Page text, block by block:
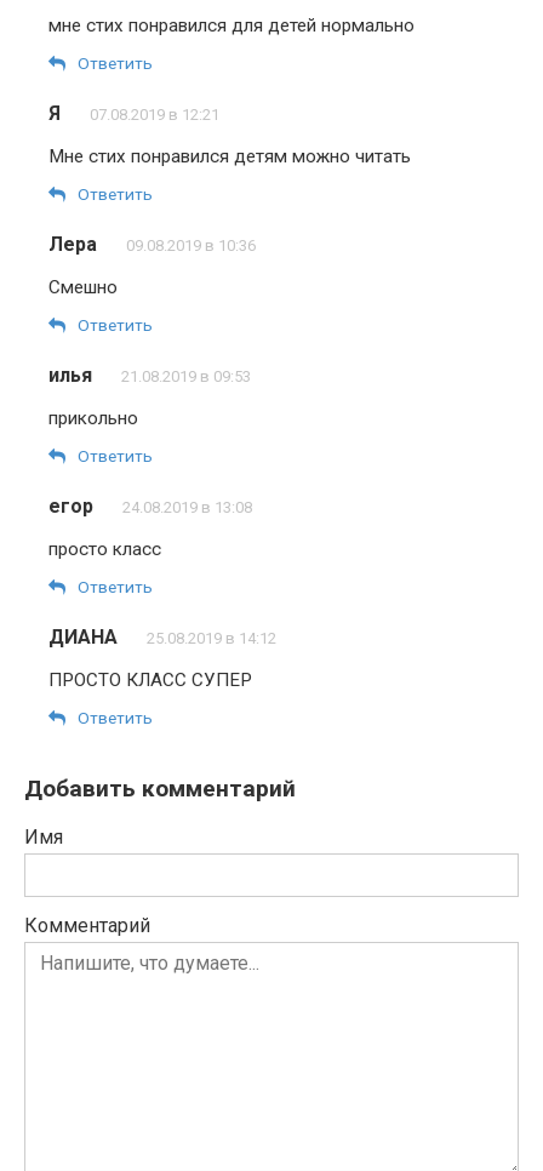
мне стих понравился для детей нормально
Ответить
Я 07.08.2019 в 12:21
Мне стих понравился детям можно читать
Ответить
Лера 09.08.2019 в 10:36
Смешно
Ответить
илья 21.08.2019 в 09:53
прикольно
Ответить
егор 24.08.2019 в 13:08
просто класс
Ответить
ДИАНА 25.08.2019 в 14:12
ПРОСТО КЛАСС СУПЕР
Ответить
Добавить комментарий
Имя
Комментарий